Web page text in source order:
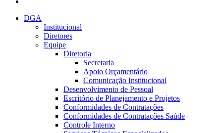
DGA
Institucional
Diretores
Equipe
Diretoria
Secretaria
Apoio Orçamentário
Comunicação Institucional
Desenvolvimento de Pessoal
Escritório de Planejamento e Projetos
Conformidades de Contratações
Conformidades de Contratações Saúde
Controle Interno